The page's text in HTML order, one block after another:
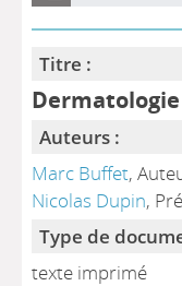
Titre :
Dermatologie
Auteurs :
Marc Buffet,
Nicolas Dupin,
Type de
texte imprimé